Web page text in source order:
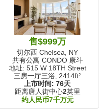
售$999万
切尔西 Chelsea, NY
共有公寓 CONDO 康斗
地址: 515 W 18TH Street
三房一厅三浴, 2414ft²
上市时间: 76天
距离唐人街中心2英里
约人民币7千万元